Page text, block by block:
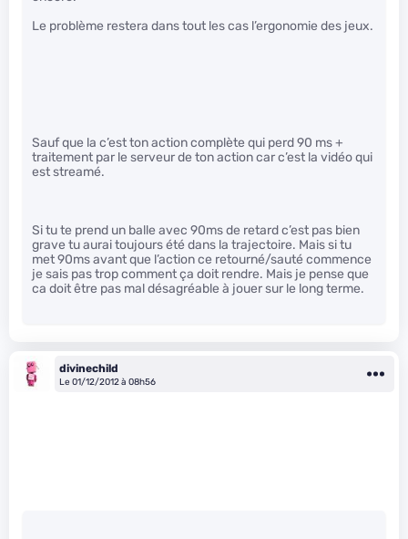
Le problème restera dans tout les cas l’ergonomie des jeux.
Sauf que la c’est ton action complète qui perd 90 ms +
traitement par le serveur de ton action car c’est la vidéo qui
est streamé.
Si tu te prend un balle avec 90ms de retard c’est pas bien
grave tu aurai toujours été dans la trajectoire. Mais si tu
met 90ms avant que l’action ce retourné/sauté commence
je sais pas trop comment ça doit rendre. Mais je pense que
ca doit être pas mal désagréable à jouer sur le long terme.
divinechild
Le 01/12/2012 à 08h56